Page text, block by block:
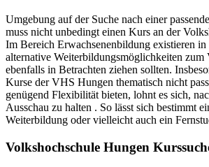
Umgebung auf der Suche nach einer
muss nicht unbedingt einen Kurs an der
Im Bereich Erwachsenenbildung existieren
alternative Weiterbildungsmöglichkeiten
ebenfalls in Betrachten ziehen sollten.
Kurse der VHS Hungen thematisch nicht
genügend Flexibilität bieten, lohnt es sich,
Ausschau zu halten . So lässt sich bestimmt
Weiterbildung oder vielleicht auch ein
Volkshochschule Hungen